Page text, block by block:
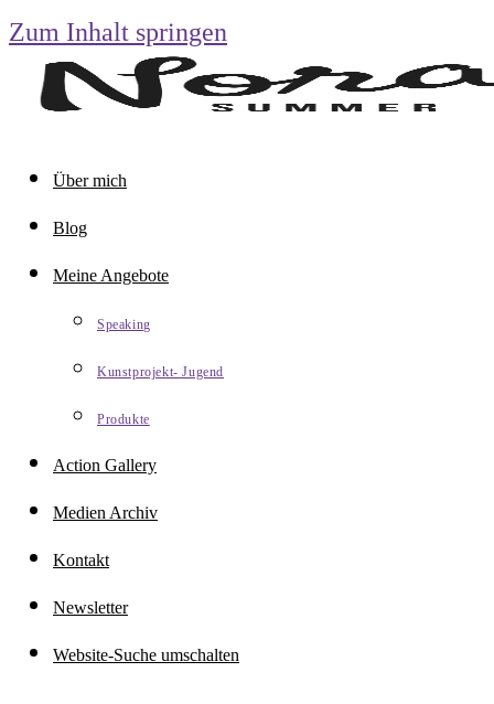
Zum Inhalt springen
Über mich
Blog
Meine Angebote
Speaking
Kunstprojekt- Jugend
Produkte
Action Gallery
Medien Archiv
Kontakt
Newsletter
Website-Suche umschalten